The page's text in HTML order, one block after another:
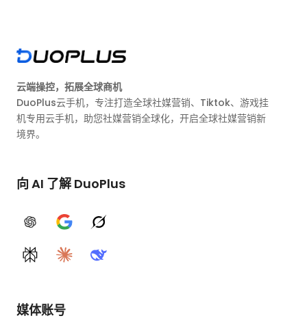
云端操控，拓展全球商机
DuoPlus云手机，专注打造全球社媒营销、Tiktok、游戏挂
机专用云手机，助您社媒营销全球化，开启全球社媒营销新
境界。
向 AI 了解 DuoPlus
ChatGPTGoogle AIGrok
PerplexityClaudeDeepSeek
媒体账号